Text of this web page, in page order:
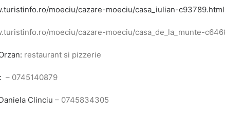
moeciu/cazare-moeciu/casa_iulian-c93789.html
moeciu/cazare-moeciu/casa_de_la_munte-
restaurant si pizzerie
– 0745140879
Clinciu – 0745834305